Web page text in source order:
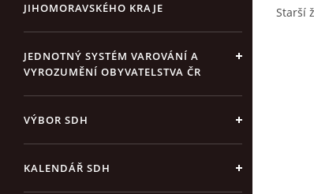
JIHOMORAVSKÉHO KRAJE
JEDNOTNÝ SYSTÉM VAROVÁNÍ A
VYROZUMĚNÍ OBYVATELSTVA ČR
VÝBOR SDH
KALENDÁŘ SDH
Starší